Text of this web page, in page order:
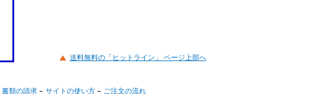
送料無料の「ヒットライン」 ページ上部へ
書類の請求 サイトの使い方 ご注文の流れ